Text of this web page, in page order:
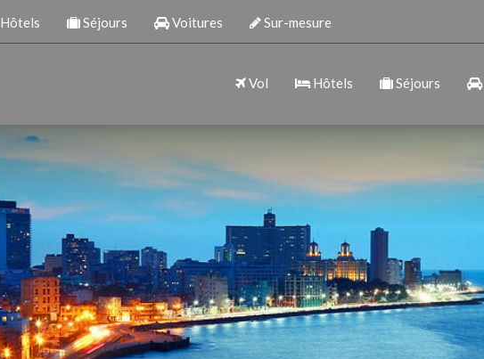
Hôtels Séjours Voitures Sur-mesure
Vol Hôtels Séjours